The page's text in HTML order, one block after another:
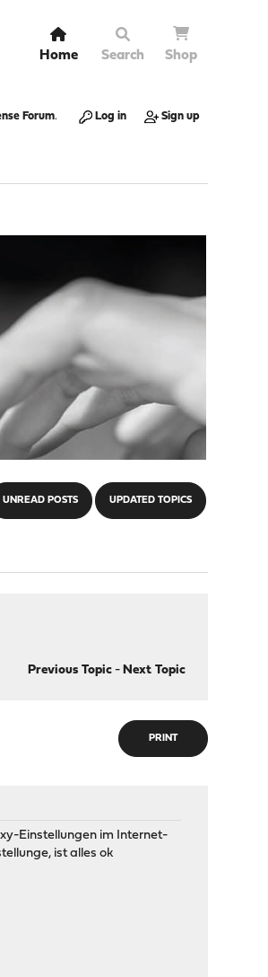
Home Search Shop
Forum. Log in Sign up
UNREAD POSTS UPDATED TOPICS
Previous Topic- Next Topic
PRINT
Einstellungen im Internet-
ist alles ok